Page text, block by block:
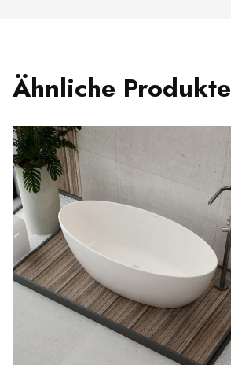
Ähnliche Produkte